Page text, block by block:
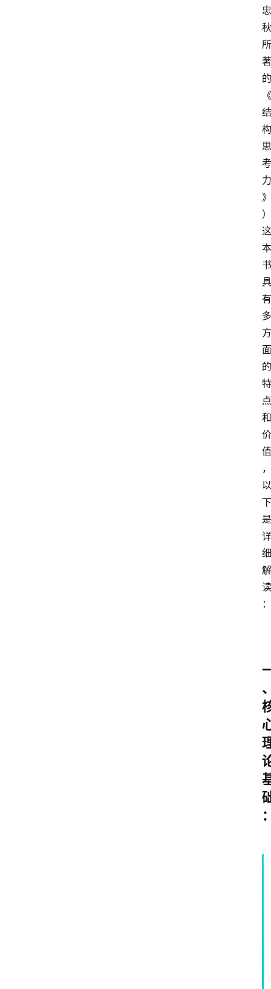
忠
秋
所
著
的
《
结
构
思
考
力
》
）
这
本
书
具
有
多
方
面
的
特
点
和
价
值
，
以
下
是
详
细
解
读
：